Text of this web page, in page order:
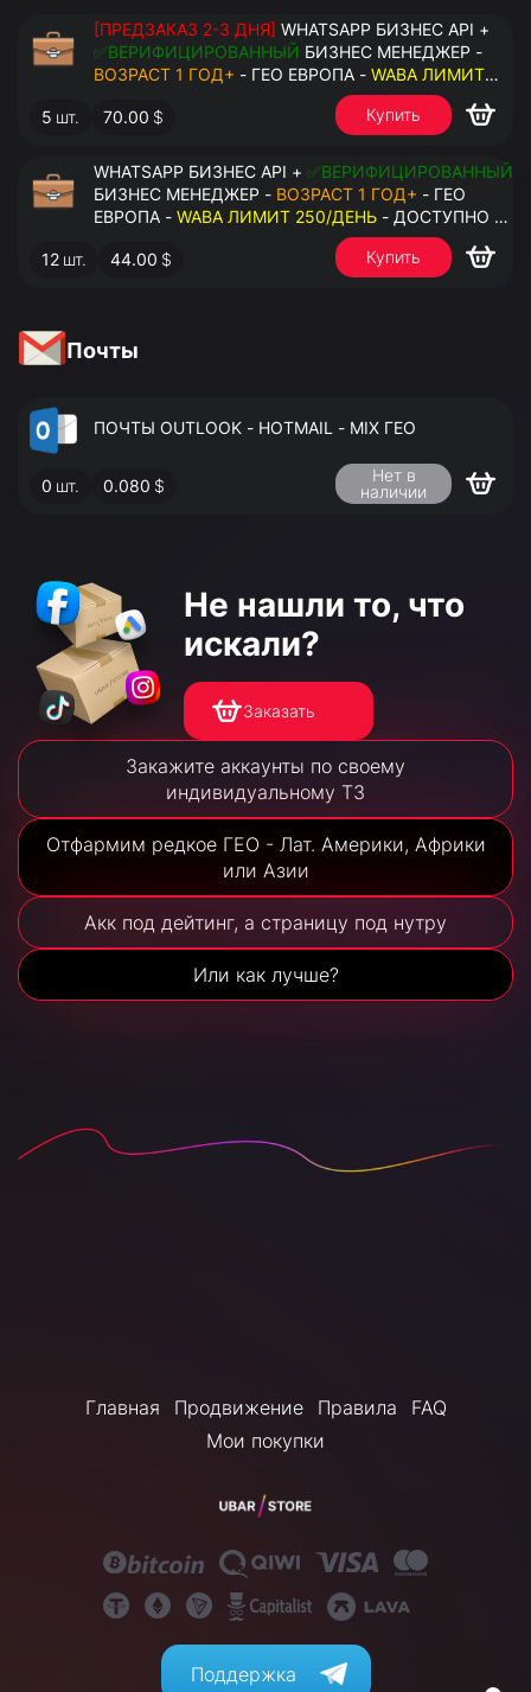
[ПРЕДЗАКАЗ 2-3 ДНЯ] WHATSAPP БИЗНЕС API +
✅ВЕРИФИЦИРОВАННЫЙ БИЗНЕС МЕНЕДЖЕР -
ВОЗРАСТ 1 ГОД+ - ГЕО ЕВРОПА - WABA ЛИМИТ
- ДОСТУПНО К ПРИВЯЗКЕ ДО 20
НОМЕРОВ - ПРАВА АДМИНИСТРАТОРА
5 шт. 70.00 $ Купить
WHATSAPP БИЗНЕС API + ✅ВЕРИФИЦИРОВАННЫЙ
БИЗНЕС МЕНЕДЖЕР - ВОЗРАСТ 1 ГОД+ - ГЕО
ЕВРОПА - WABA ЛИМИТ 250/ДЕНЬ - ДОСТУПНО К
ПРИВЯЗКЕ ДО 2 НОМЕРОВ - ПРАВА
АДМИНИСТРАТОРА
12 шт. 44.00 $ Купить
Почты
ПОЧТЫ OUTLOOK - HOTMAIL - MIX ГЕО
0 шт. 0.080 $
Нет в
наличии
Не нашли то, что
искали?
Заказать
Закажите аккаунты по своему
индивидуальному ТЗ
Отфармим редкое ГЕО - Лат. Америки, Африки
или Азии
Акк под дейтинг, а страницу под нутру
Или как лучше?
Главная Продвижение Правила
FAQ
Мои покупки
Поддержка